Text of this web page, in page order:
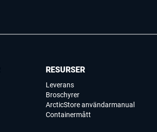
RESURSER
Leverans
Broschyrer
ArcticStore användarmanual
Containermått